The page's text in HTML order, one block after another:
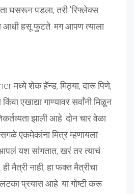
घसरून पडला, तरी 'रिफ्लेक्स
हसू फुटते. मग आपण त्याला
मध्ये शेक हॅन्ड, मिठ्या, दारू पिणे,
एखाद्या गाण्यावर सर्वांनी मिळून
झाली आहे. दोन चार वेळा
एकमेकांना मित्र म्हणायला
यश सांगतात, खरं तर त्याचं
मैत्री नाही, हा फक्त मैत्रीचा
प्रयास आहे. या गोष्टी करू